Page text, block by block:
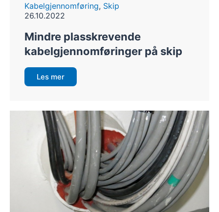
Kabelgjennomføring, Skip
26.10.2022
Mindre plasskrevende
kabelgjennomføringer på skip
Les mer